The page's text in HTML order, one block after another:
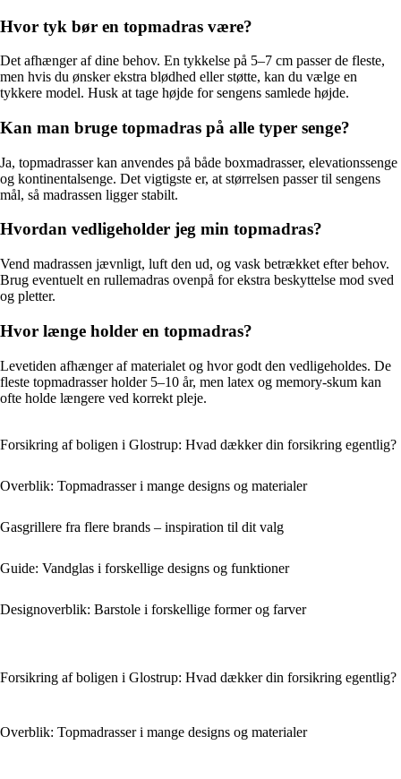
Hvor tyk bør en topmadras være?
Det afhænger af dine behov. En tykkelse på 5–7 cm passer de fleste,
men hvis du ønsker ekstra blødhed eller støtte, kan du vælge en
tykkere model. Husk at tage højde for sengens samlede højde.
Kan man bruge topmadras på alle typer senge?
Ja, topmadrasser kan anvendes på både boxmadrasser, elevationssenge
og kontinentalsenge. Det vigtigste er, at størrelsen passer til sengens
mål, så madrassen ligger stabilt.
Hvordan vedligeholder jeg min topmadras?
Vend madrassen jævnligt, luft den ud, og vask betrækket efter behov.
Brug eventuelt en rullemadras ovenpå for ekstra beskyttelse mod sved
og pletter.
Hvor længe holder en topmadras?
Levetiden afhænger af materialet og hvor godt den vedligeholdes. De
fleste topmadrasser holder 5–10 år, men latex og memory-skum kan
ofte holde længere ved korrekt pleje.
Forsikring af boligen i Glostrup: Hvad dækker din forsikring egentlig?
Overblik: Topmadrasser i mange designs og materialer
Gasgrillere fra flere brands – inspiration til dit valg
Guide: Vandglas i forskellige designs og funktioner
Designoverblik: Barstole i forskellige former og farver
Forsikring af boligen i Glostrup: Hvad dækker din forsikring egentlig?
Overblik: Topmadrasser i mange designs og materialer